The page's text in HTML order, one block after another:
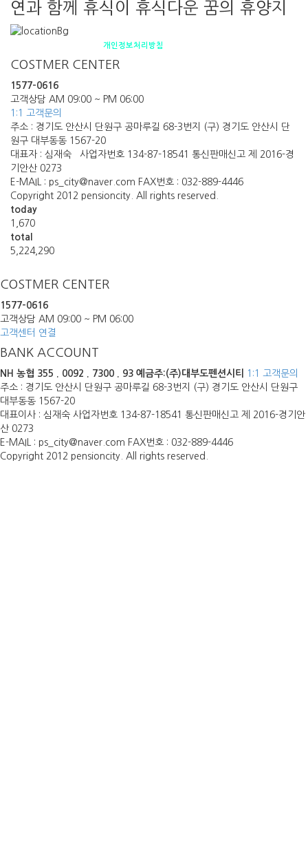
연과 함께 휴식이 휴식다운 꿈의 휴양지
개인정보처리방침
COSTMER CENTER
1577-0616
고객상담 AM 09:00 ~ PM 06:00
1:1 고객문의
주소 : 경기도 안산시 단원구 공마루길 68-3번지 (구) 경기도 안산시 단
원구 대부동동 1567-20
대표자 : 심재숙 사업자번호 134-87-18541 통신판매신고 제 2016-경
기안산 0273
E-MAIL : ps_city@naver.com FAX번호 : 032-889-4446
Copyright 2012 pensioncity. All rights reserved.
today
1,670
total
5,224,290
COSTMER CENTER
1577-0616
고객상담 AM 09:00 ~ PM 06:00
고객센터 연결
BANK ACCOUNT
NH 농협 355 . 0092 . 7300 . 93 예금주:(주)대부도펜션시티
1:1 고객문의
주소 : 경기도 안산시 단원구 공마루길 68-3번지 (구) 경기도 안산시 단원구
대부동동 1567-20
대표이사 : 심재숙 사업자번호 134-87-18541 통신판매신고 제 2016-경기안
산 0273
E-MAIL : ps_city@naver.com FAX번호 : 032-889-4446
Copyright 2012 pensioncity. All rights reserved.